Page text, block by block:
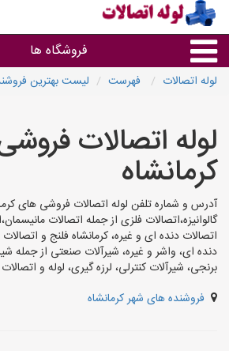
فروشگاه ها
سایر گروه ها
فروشگاه های لوله و
لوله اتصالات فهرست لیست بهترین
لوله اتصالات
کرمانشاه
آدرس و شماره تلفن لوله اتصالات فروشی های
گالوانیزه،اتصالات فلزی از جمله اتصالات
اتصالات دنده ای و غیره، کرمانشاه فلنج و
دنده ای، واشر و غیره، شیرآلات صنعتی از جمله
برنجی، شیرآلات کنترلی، لرزه گیری، لوله و
فروشنده های شهر کرمانشاه